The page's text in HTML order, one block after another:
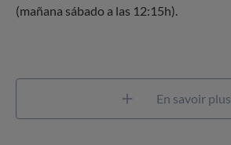
(mañana sábado a las 12:15h).
En savoir plus